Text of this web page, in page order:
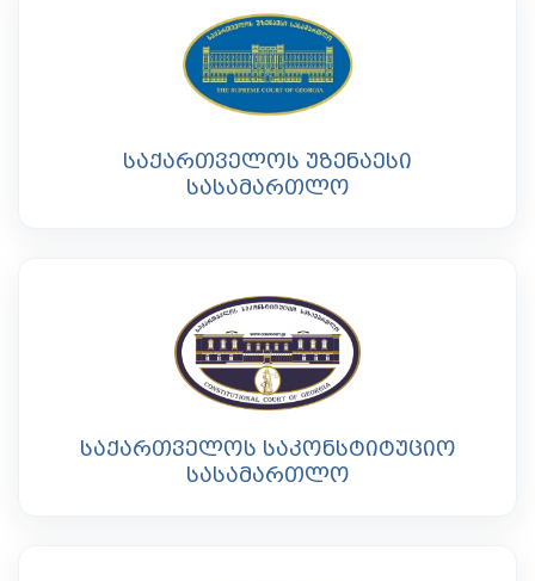
საქართველოს უზენაესი
სასამართლო
საქართველოს საკონსტიტუციო
სასამართლო